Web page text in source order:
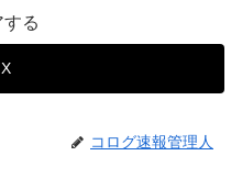
する
X
コログ速報管理人